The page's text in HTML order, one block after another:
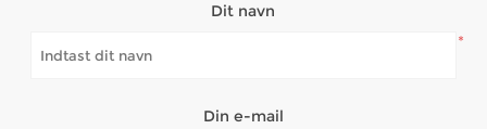
Dit navn
*
Din e-mail